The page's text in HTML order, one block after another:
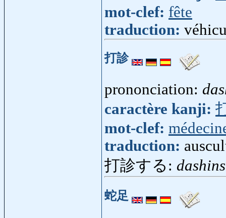
mot-clef: fête
traduction:
打診
prononciation:
caractère kanji:
mot-clef:
traduction:
打診する:
蛇足